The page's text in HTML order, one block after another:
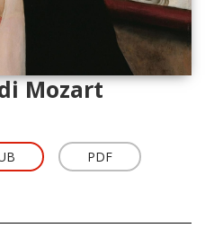
Mozart
PDF